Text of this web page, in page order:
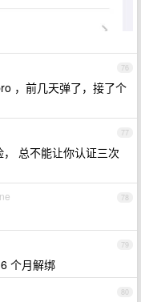
76
，前几天弹了，接了个
77
总不能让你认证三次
78
79
个月解绑
80